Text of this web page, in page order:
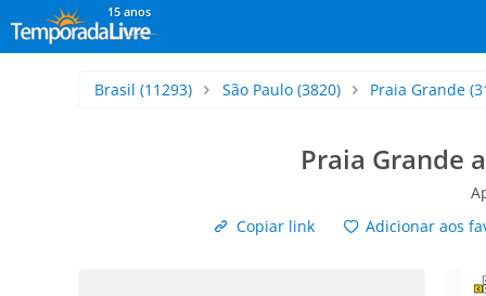
15 anos
Brasil (11293) São Paulo(3820) Praia Grande
Praia Grande
Copiar link
Adicionar aos